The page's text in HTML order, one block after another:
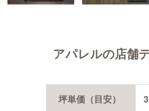
アパレルの店舗
坪単価（目安）